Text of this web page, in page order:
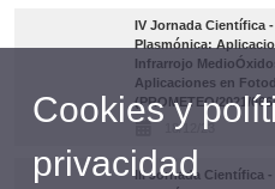
IV Jornada Científica
Plasmónica:
Infrarrojo
Aplicaciones en
(PROMETEO/2021/066)
18/12/23
III Jornada Científica
Cookies y
privacidad